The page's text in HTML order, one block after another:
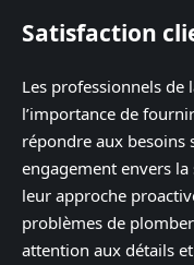
Satisfaction
Les professionnels
l’importance de
répondre aux besoins
engagement envers
leur approche
problèmes de
attention aux détails